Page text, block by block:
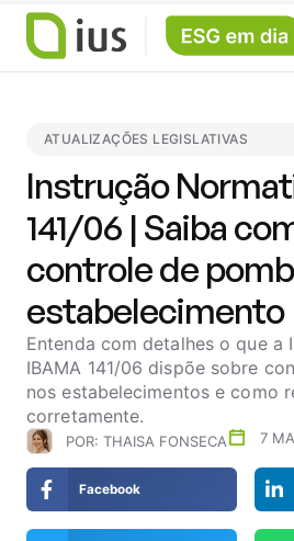
ATUALIZAÇÕES LEGISLATIVAS
Instrução
141/06 | Saiba
controle de
estabelecimento
Entenda com detalhes o que a
IBAMA 141/06 dispõe sobre
nos estabelecimentos e como
corretamente.
POR: THAISA FONSECA 7
Facebook